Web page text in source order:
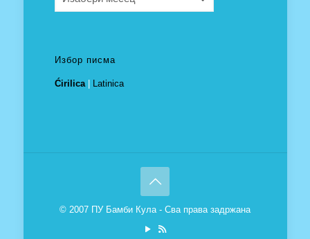
Избор писма
Ćirilica| Latinica
© 2007 ПУ Бамби Кула - Сва права задржана